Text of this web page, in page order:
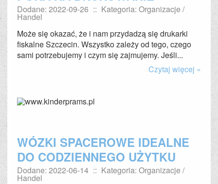
Dodane: 2022-09-26 :: Kategoria: Organizacje /
Handel
Może się okazać, że i nam przydadzą się drukarki
fiskalne Szczecin. Wszystko zależy od tego, czego
sami potrzebujemy i czym się zajmujemy. Jeśli...
Czytaj więcej »
WÓZKI SPACEROWE IDEALNE
DO CODZIENNEGO UŻYTKU
Dodane: 2022-06-14 :: Kategoria: Organizacje /
Handel